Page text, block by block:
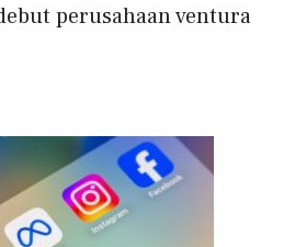
perusahaan ventura